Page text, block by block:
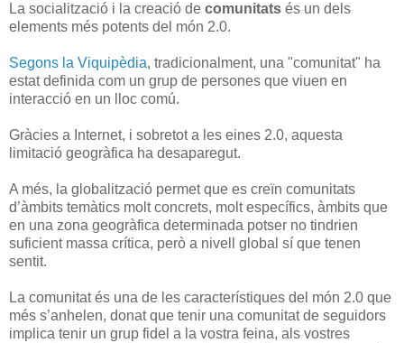
La socialització i la creació de comunitats és un dels
elements més potents del món 2.0.
Segons la Viquipèdia, tradicionalment, una "comunitat" ha
estat definida com un grup de persones que viuen en
interacció en un lloc comú.
Gràcies a Internet, i sobretot a les eines 2.0, aquesta
limitació geogràfica ha desaparegut.
A més, la globalització permet que es creïn comunitats
d’àmbits temàtics molt concrets, molt específics, àmbits que
en una zona geogràfica determinada potser no tindrien
suficient massa crítica, però a nivell global sí que tenen
sentit.
La comunitat és una de les característiques del món 2.0 que
més s’anhelen, donat que tenir una comunitat de seguidors
implica tenir un grup fidel a la vostra feina, als vostres